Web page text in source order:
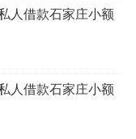
人借款石家庄小额
人借款石家庄小额